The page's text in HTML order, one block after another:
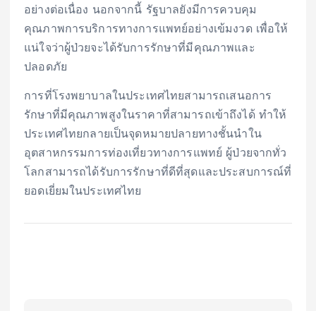
อย่างต่อเนื่อง นอกจากนี้ รัฐบาลยังมีการควบคุม
คุณภาพการบริการทางการแพทย์อย่างเข้มงวด เพื่อให้
แน่ใจว่าผู้ป่วยจะได้รับการรักษาที่มีคุณภาพและ
ปลอดภัย
การที่โรงพยาบาลในประเทศไทยสามารถเสนอการ
รักษาที่มีคุณภาพสูงในราคาที่สามารถเข้าถึงได้ ทำให้
ประเทศไทยกลายเป็นจุดหมายปลายทางชั้นนำใน
อุตสาหกรรมการท่องเที่ยวทางการแพทย์ ผู้ป่วยจากทั่ว
โลกสามารถได้รับการรักษาที่ดีที่สุดและประสบการณ์ที่
ยอดเยี่ยมในประเทศไทย